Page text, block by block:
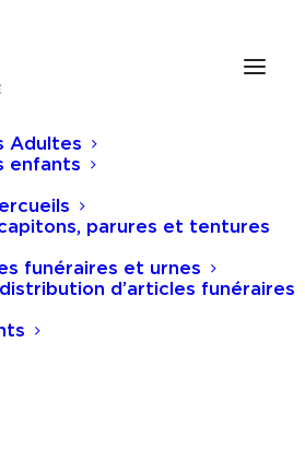
Adultes
enfants
parures et tentures
funéraires et urnes
d’articles funéraires